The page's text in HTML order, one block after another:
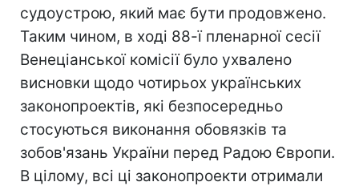
судоустрою, який має бути продовжено.
Таким чином, в ході 88-ї пленарної сесії
Венеціанської комісії було ухвалено
висновки щодо чотирьох українських
законопроектів, які безпосередньо
стосуються виконання обовязків та
зобов'язань України перед Радою Європи.
В цілому, всі ці законопроекти отримали